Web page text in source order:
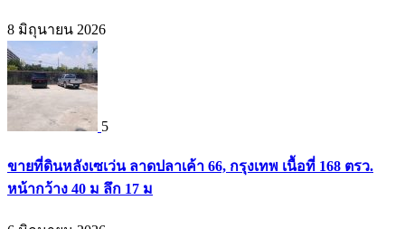
8 มิถุนายน 2026
5
ขายที่ดินหลังเซเว่น ลาดปลาเค้า 66, กรุงเทพ เนื้อที่ 168 ตรว.
หน้ากว้าง 40 ม ลึก 17 ม